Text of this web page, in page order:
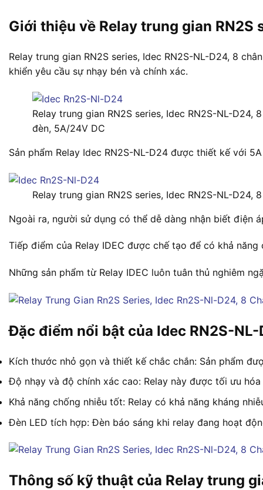
Giới thiệu về Relay trung gian RN2S
Relay trung gian RN2S series, Idec RN2S-NL-D24, 8
khiển yêu cầu sự nhạy bén và chính xác.
Relay trung gian RN2S series, Idec RN2S-NL-D24,
đèn, 5A/24V DC
Sản phẩm Relay Idec RN2S-NL-D24 được thiết kế với
Relay trung gian RN2S series, Idec RN2S-NL-D24,
Ngoài ra, người sử dụng có thể dễ dàng nhận biết điện
Tiếp điểm của Relay IDEC được chế tạo để có khả
Những sản phẩm từ Relay IDEC luôn tuân thủ nghiêm
Đặc điểm nổi bật của Idec RN2S-NL-
Kích thước nhỏ gọn và thiết kế chắc chắn: Sản phẩm
Độ nhạy và độ chính xác cao: Relay này được tối ưu
Khả năng chống nhiễu tốt: Relay có khả năng kháng
Đèn LED tích hợp: Đèn báo sáng khi relay đang hoạt
Thông số kỹ thuật của Relay trung